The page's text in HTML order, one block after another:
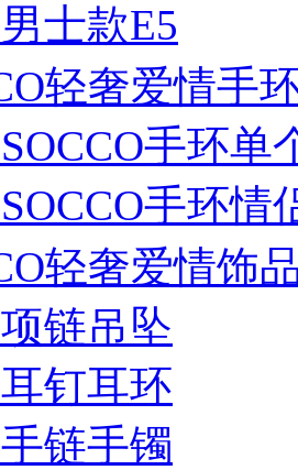
男士款E5
轻奢爱情手
SOCCO手环单
SOCCO手环情
轻奢爱情饰
项链吊坠
耳钉耳环
手链手镯